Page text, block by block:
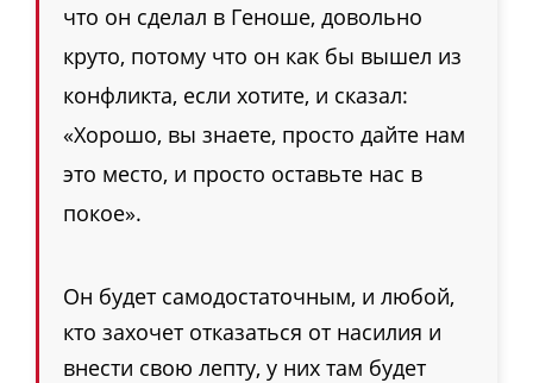
что он сделал в Геноше, довольно
круто, потому что он как бы вышел из
конфликта, если хотите, и сказал:
«Хорошо, вы знаете, просто дайте нам
это место, и просто оставьте нас в
покое».
Он будет самодостаточным, и любой,
кто захочет отказаться от насилия и
внести свою лепту, у них там будет